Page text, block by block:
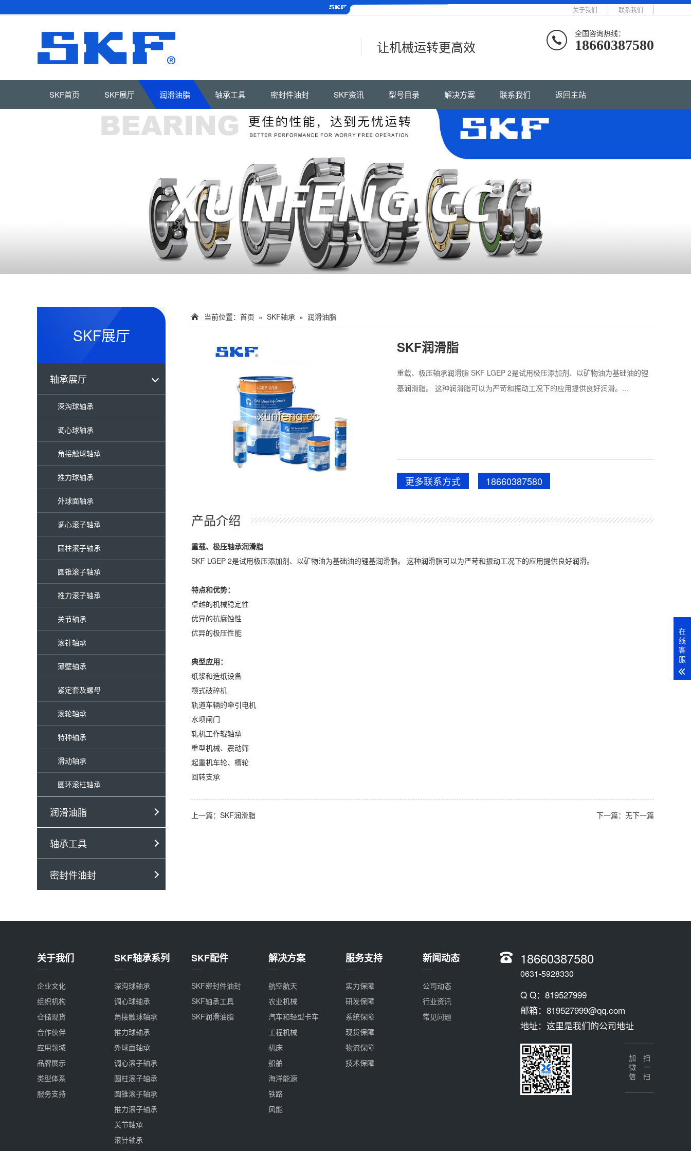
关于我们 联系我们
让机械运转更高效
全国咨询热线：
18660387580
SKF首页 SKF展厅 润滑油脂 轴承工具 密封件油封 SKF资讯 型号目录 解决方案 联系我们 返回主站
SKF展厅
轴承展厅
深沟球轴承
调心球轴承
角接触球轴承
推力球轴承
外球面轴承
调心滚子轴承
圆柱滚子轴承
圆锥滚子轴承
推力滚子轴承
关节轴承
滚针轴承
薄壁轴承
紧定套及螺母
滚轮轴承
特种轴承
滑动轴承
圆环滚柱轴承
润滑油脂
轴承工具
密封件油封
当前位置： 首页 » SKF轴承 » 润滑油脂
SKF润滑脂
重载、极压轴承润滑脂 SKF LGEP 2是试用极压添加剂、以矿物油为基础油的锂
基润滑脂。 这种润滑脂可以为严苛和振动工况下的应用提供良好润滑。...
更多联系方式 18660387580
产品介绍
重载、极压轴承润滑脂
SKF LGEP 2是试用极压添加剂、以矿物油为基础油的锂基润滑脂。 这种润滑脂可以为严苛和振动工况下的应用提供良好润滑。
特点和优势：
卓越的机械稳定性
优异的抗腐蚀性
优异的极压性能
典型应用：
纸浆和造纸设备
颚式破碎机
轨道车辆的牵引电机
水坝闸门
轧机工作辊轴承
重型机械、震动筛
起重机车轮、槽轮
回转支承
上一篇：SKF润滑脂 下一篇：无下一篇
关于我们
企业文化
组织机构
仓储现货
合作伙伴
应用领域
品牌展示
类型体系
服务支持
SKF轴承系列
深沟球轴承
调心球轴承
角接触球轴承
推力球轴承
外球面轴承
调心滚子轴承
圆柱滚子轴承
圆锥滚子轴承
推力滚子轴承
关节轴承
滚针轴承
SKF配件
SKF密封件油封
SKF轴承工具
SKF润滑油脂
解决方案
航空航天
农业机械
汽车和轻型卡车
工程机械
机床
船舶
海洋能源
铁路
风能
服务支持
实力保障
研发保障
系统保障
现货保障
物流保障
技术保障
新闻动态
公司动态
行业资讯
常见问题
18660387580
0631-5928330
Q Q：819527999
邮箱：819527999@qq.com
地址：这里是我们的公司地址
扫一扫
加微信
在
线
客
服